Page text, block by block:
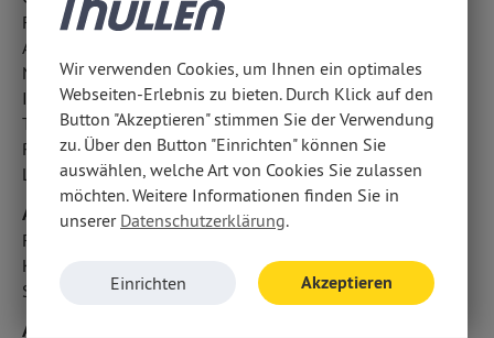
Frontkamera
Aufmerksamkeitsassistent
Notbremsassistent
ISOFIX Kindersitzbefestigung
Traction Control: TC plus
Reifendruckverlust-Warnung
LED-Nebelscheinwerfer
Airbags
Fahrer- /Beifahrerairbag
Kopfairbag vorn und hinten
Seitenairbag vorn
Audio & Kommunikation
Wir verwenden Cookies, um Ihnen ein optimales
Webseiten-Erlebnis zu bieten. Durch Klick auf den
Button "Akzeptieren" stimmen Sie der Verwendung
zu. Über den Button "Einrichten" können Sie
auswählen, welche Art von Cookies Sie zulassen
möchten. Weitere Informationen finden Sie in
unserer Datenschutzerklärung.
Einrichten Akzeptieren